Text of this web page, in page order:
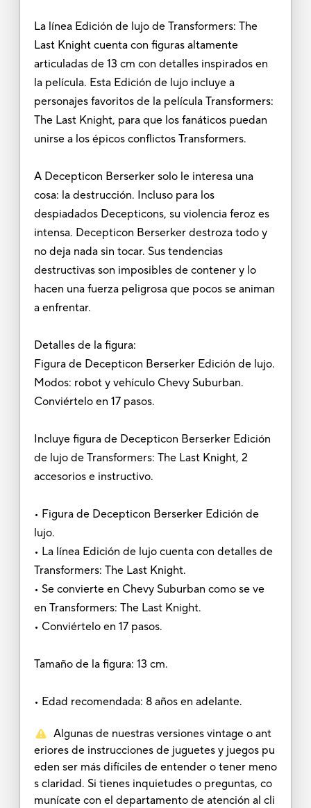
La línea Edición de lujo de Transformers: The
Last Knight cuenta con figuras altamente
articuladas de 13 cm con detalles inspirados en
la película. Esta Edición de lujo incluye a
personajes favoritos de la película Transformers:
The Last Knight, para que los fanáticos puedan
unirse a los épicos conflictos Transformers.
A Decepticon Berserker solo le interesa una
cosa: la destrucción. Incluso para los
despiadados Decepticons, su violencia feroz es
intensa. Decepticon Berserker destroza todo y
no deja nada sin tocar. Sus tendencias
destructivas son imposibles de contener y lo
hacen una fuerza peligrosa que pocos se animan
a enfrentar.
Detalles de la figura:
Figura de Decepticon Berserker Edición de lujo.
Modos: robot y vehículo Chevy Suburban.
Conviértelo en 17 pasos.
Incluye figura de Decepticon Berserker Edición
de lujo de Transformers: The Last Knight, 2
accesorios e instructivo.
• Figura de Decepticon Berserker Edición de
lujo.
• La línea Edición de lujo cuenta con detalles de
Transformers: The Last Knight.
• Se convierte en Chevy Suburban como se ve
en Transformers: The Last Knight.
• Conviértelo en 17 pasos.
Tamaño de la figura: 13 cm.
• Edad recomendada: 8 años en adelante.
Algunas de nuestras versiones vintage o ant
eriores de instrucciones de juguetes y juegos pu
eden ser más difíciles de entender o tener meno
s claridad. Si tienes inquietudes o preguntas, co
munícate con el departamento de atención al cli